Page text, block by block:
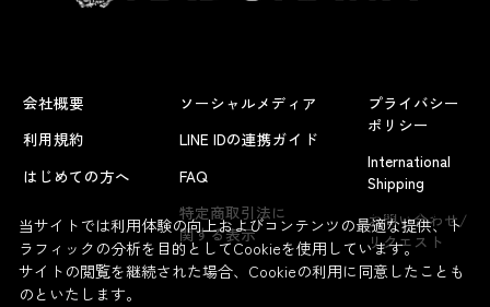
よくあるお問い合わせ
会社概要
利用規約
はじめての方へ
ソーシャルメディア
LINE IDの連携ガイド
FAQ
特定商取引法に
関する表示
プライバシー
ポリシー
International
Shipping
お問い合わせ/
リクエスト
当サイトでは利用体験の向上およびコンテンツの最適な提供、ト
ラフィックの分析を目的としてCookieを使用しています。
サイトの閲覧を継続された場合、Cookieの利用に同意したことも
のといたします。